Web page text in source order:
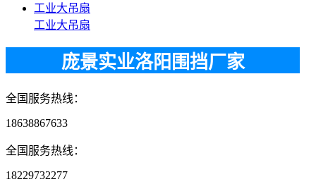
工业大吊扇
工业大吊扇
庞景实业洛阳围挡厂家
全国服务热线：
18638867633
全国服务热线：
18229732277